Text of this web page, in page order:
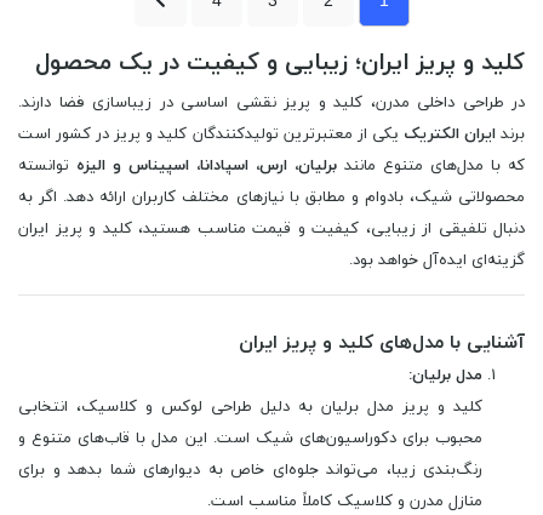
کلید و پریز ایران؛ زیبایی و کیفیت در یک محصول
در طراحی داخلی مدرن، کلید و پریز نقشی اساسی در زیباسازی فضا دارند.
برندایران الکتریک یکی از معتبرترین تولیدکنندگان کلید و پریز در کشور است
که با مدل‌های متنوع مانند برلیان، ارس، اسپادانا، اسپیناس و الیزه توانسته
محصولاتی شیک، بادوام و مطابق با نیازهای مختلف کاربران ارائه دهد. اگر به
دنبال تلفیقی از زیبایی، کیفیت و قیمت مناسب هستید، کلید و پریز ایران
گزینه‌ای ایده‌آل خواهد بود.
آشنایی با مدل‌های کلید و پریز ایران
مدل برلیان:
کلید و پریز مدل برلیان به دلیل طراحی لوکس و کلاسیک، انتخابی
محبوب برای دکوراسیون‌های شیک است. این مدل با قاب‌های متنوع و
رنگ‌بندی زیبا، می‌تواند جلوه‌ای خاص به دیوارهای شما بدهد و برای
منازل مدرن و کلاسیک کاملاً مناسب است.